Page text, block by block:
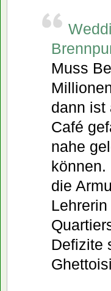
Muss
dann ist
Café
nahe
können.
die